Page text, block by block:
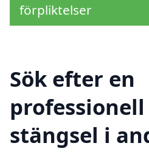
förpliktelser
Sök efter en
stängsel i